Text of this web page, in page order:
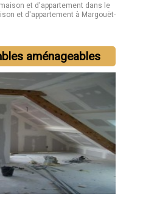
et d'appartement dans le
et d'appartement à Margouët-
aménageables